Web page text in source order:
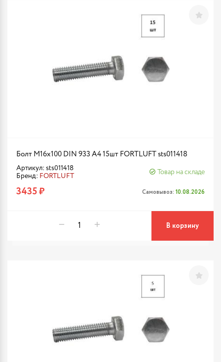
Болт М16х100 DIN 933 A4 15шт FORTLUFT sts011418
Артикул: sts011418
Бренд: FORTLUFT
Товар на складе
3435 ₽ Самовывоз: 10.08.2026
В корзину